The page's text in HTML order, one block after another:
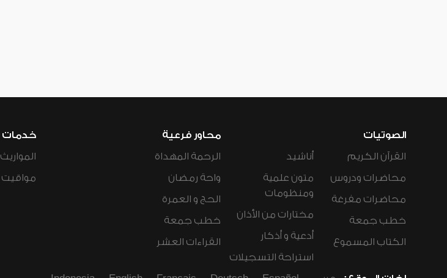
الصوتيات
القرآن الكريم
محاضرات ودروس
محاضرات مفرغة
خطب جمعة
الكتاب المسموع
أناشيد
متون علمية
ومنظومات
مختارات من الأذان
أدعية و أذكار
استراحة التسجيلات
محاور فرعية
الرحمة المهداة
واحة رمضان
الحج و العمرة
خطب جمعة
القراءات العشر
خدمات
المواريث
مواقيت